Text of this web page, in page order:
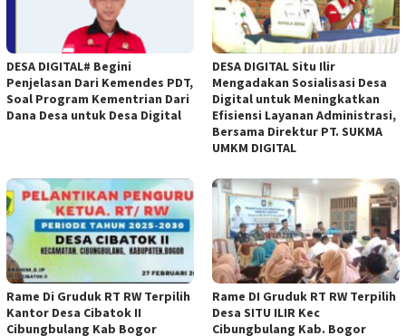
DESA DIGITAL# Begini
Penjelasan Dari Kemendes PDT,
Soal Program Kementrian Dari
Dana Desa untuk Desa Digital
DESA DIGITAL Situ Ilir
Mengadakan Sosialisasi Desa
Digital untuk Meningkatkan
Efisiensi Layanan Administrasi,
Bersama Direktur PT. SUKMA
UMKM DIGITAL
Rame Di Gruduk RT RW Terpilih
Kantor Desa Cibatok II
Cibungbulang Kab Bogor
Rame DI Gruduk RT RW Terpilih
Desa SITU ILIR Kec
Cibungbulang Kab. Bogor